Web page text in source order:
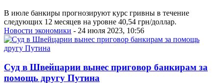
В июле банкиры прогнозируют курс гривны в течение
следующих 12 месяцев на уровне 40,54 грн/доллар.
Новости экономики - 24 июля 2023, 10:56
Суд в Швейцарии вынес приговор банкирам за
помощь другу Путина